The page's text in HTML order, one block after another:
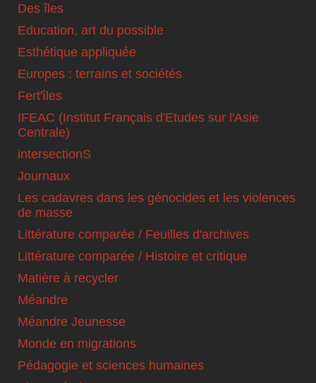
Des îles
Education, art du possible
Esthétique appliquée
Europes : terrains et sociétés
Fert'îles
IFEAC (Institut Français d'Etudes sur l'Asie
Centrale)
intersectionS
Journaux
Les cadavres dans les génocides et les violences
de masse
Littérature comparée / Feuilles d'archives
Littérature comparée / Histoire et critique
Matière à recycler
Méandre
Méandre Jeunesse
Monde en migrations
Pédagogie et sciences humaines